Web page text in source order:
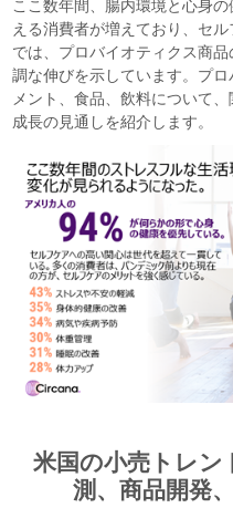
ここ数年間、腸内環境と心身
える消費者が増えており、セ
では、プロバイオティクス商
調な伸びを示しています。プ
メント、食品、飲料について
成長の見通しを紹介します。
米国の小売トレン
測、商品開発